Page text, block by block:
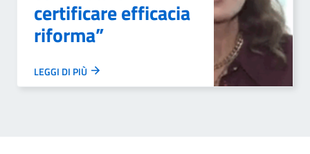
certificare efficacia
riforma”
LEGGI DI PIÙ